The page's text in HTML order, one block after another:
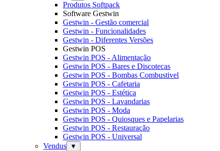
Produtos Softpack
Software Gestwin
Gestwin - Gestão comercial
Gestwin - Funcionalidades
Gestwin - Diferentes Versões
Gestwin POS
Gestwin POS - Alimentação
Gestwin POS - Bares e Discotecas
Gestwin POS - Bombas Combustivel
Gestwin POS - Cafetaria
Gestwin POS - Estética
Gestwin POS - Lavandarias
Gestwin POS - Moda
Gestwin POS - Quiosques e Papelarias
Gestwin POS - Restauração
Gestwin POS - Universal
Vendus
▼